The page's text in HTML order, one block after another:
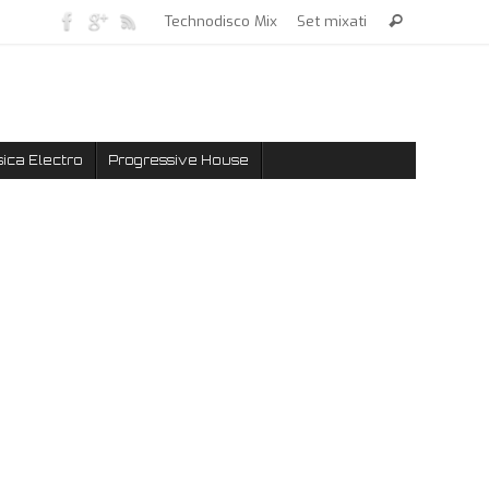
Technodisco Mix Set mixati
Electro Progressive House